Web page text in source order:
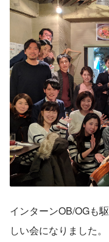
インターンOB/OGも
しい会になりました。